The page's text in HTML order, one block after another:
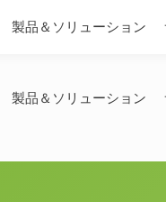
製品＆ソリューション
製品＆ソリューション